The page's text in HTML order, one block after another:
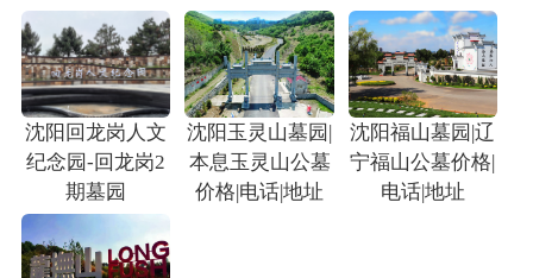
沈阳回龙岗人文
纪念园-回龙岗2
期墓园
沈阳玉灵山墓园|
本息玉灵山公墓
价格|电话|地址
沈阳福山墓园|辽
宁福山公墓价格|
电话|地址